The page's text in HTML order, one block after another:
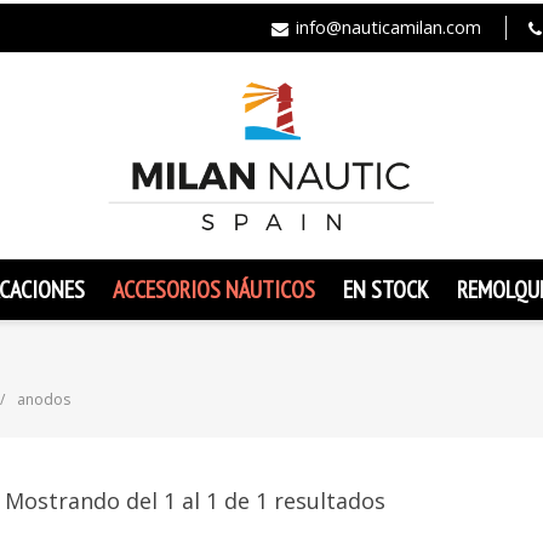
info@nauticamilan.com
ACCESORIOS NÁUTICOS EN STOCK
anodos
Mostrando del 1 al 1 de 1 resultados